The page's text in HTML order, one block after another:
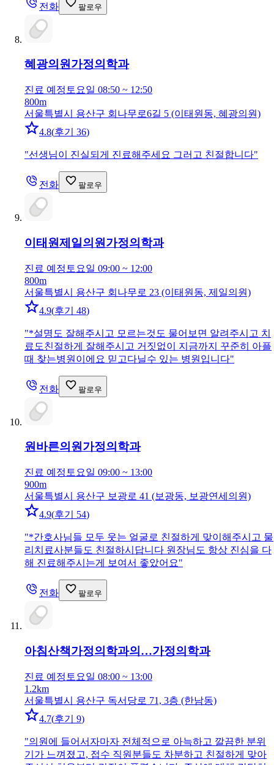
전화 팔로우
혜광의원가정의학과
진료 예정 토요일 08:50 ~ 12:50
800m
서울특별시 용산구 회나무로6길 5 (이태원동, 혜광의원)
4.8(후기 36)
"선생님이 진실되게 진료해주세요 그러고 친절합니다"
전화 팔로우
이태원제일의원 가정의학과
진료 예정 토요일 09:00 ~ 12:00
800m
서울특별시 용산구 회나무로 23 (이태원동, 제일의원)
4.9(후기 48)
"*설명도 잘해주시고 모르는것도 물어보면 알려주시고 치
료도친절하게 잘해주시고 거짓없이 지금까지 꾸준히 아플
때 찾는병원이에요 믿고다닐수 있는 병원입니다"
전화 팔로우
원바른의원가정의학과
진료 예정 토요일 09:00 ~ 13:00
900m
서울특별시 용산구 보광로 41 (보광동, 보광연세의원)
4.9(후기 54)
"*간호사님들 모두 웃는 얼굴로 친절하게 맞이해주시고 물
리치료사분들도 친절하시답니다 원장님도 항상 진심을 다
해 진료해주시는게 보여서 좋았어요"
전화 팔로우
아침산책가정의학과의…가정의학과
진료 예정 토요일 08:00 ~ 13:00
1.2km
서울특별시 용산구 독서당로 71, 3층 (한남동)
4.7(후기 9)
"의원에 들어서자마자 전체적으로 아늑하고 깔끔한 분위
기가 느껴졌고, 접수 직원분들도 차분하고 친절하게 맞아